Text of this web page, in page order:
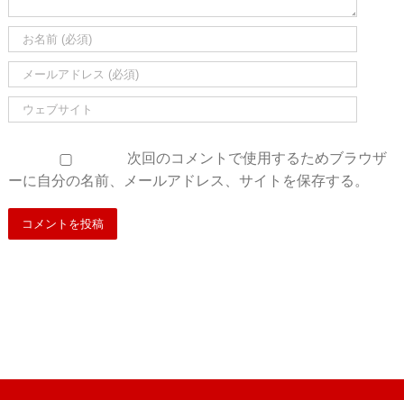
次回のコメントで使用するためブラウザ
ーに自分の名前、メールアドレス、サイトを保存する。